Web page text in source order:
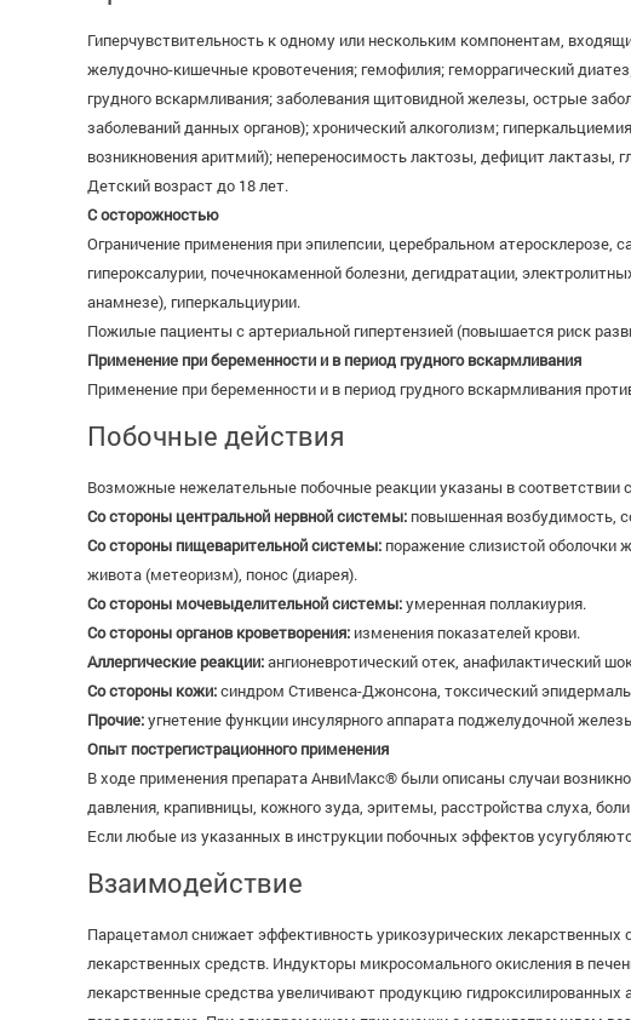
Гиперчувствительность к одному или нескольким компонентам,
желудочно-кишечные кровотечения; гемофилия; геморрагический
грудного вскармливания; заболевания щитовидной железы, острые
заболеваний данных органов); хронический алкоголизм;
возникновения аритмий); непереносимость лактозы, дефицит лактазы,
Детский возраст до 18 лет.
С осторожностью
Ограничение применения при эпилепсии, церебральном
гипероксалурии, почечнокаменной болезни, дегидратации,
анамнезе), гиперкальциурии.
Пожилые пациенты с артериальной гипертензией (повышается риск
Применение при беременности и в период грудного вскармливания
Применение при беременности и в период грудного вскармливания
Побочные действия
Возможные нежелательные побочные реакции указаны в
Со стороны центральной нервной системы: повышенная возбудимость,
Со стороны пищеварительной системы: поражение слизистой оболочки
живота (метеоризм), понос (диарея).
Со стороны мочевыделительной системы:умеренная поллакиурия.
Со стороны органов кроветворения: изменения показателей крови.
Аллергические реакции:ангионевротический отек, анафилактический
Со стороны кожи:синдром Стивенса-Джонсона, токсический
Прочие:угнетение функции инсулярного аппарата поджелудочной
Опыт пострегистрационного применения
В ходе применения препарата АнвиМакс® были описаны случаи
давления, крапивницы, кожного зуда, эритемы, расстройства слуха, боли
Если любые из указанных в инструкции побочных эффектов
Взаимодействие
Парацетамол снижает эффективность урикозурических
лекарственных средств. Индукторы микросомального окисления в
лекарственные средства увеличивают продукцию